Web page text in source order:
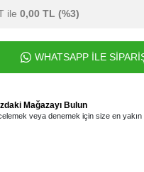
ile 0,00 TL (%3)
WHATSAPP İLE
Mağazayı Bulun
veya denemek için size en yakın